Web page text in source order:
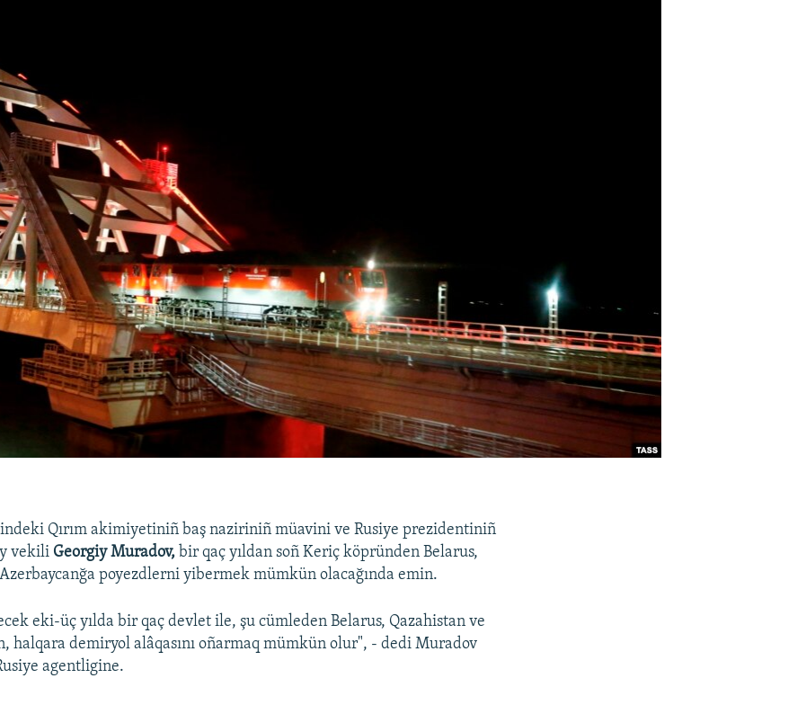
Qırım akimiyetiniñ baş naziriniñ müavini ve Rusiye prezidentiniñ
vekili Georgiy Muradov, bir qaç yıldan soñ Keriç köpründen Belarus,
poyezdlerni yibermek mümkün olacağında emin.
eki-üç yılda bir qaç devlet ile, şu cümleden Belarus, Qazahistan ve
halqara demiryol alâqasını oñarmaq mümkün olur", - dedi Muradov
agentligine.